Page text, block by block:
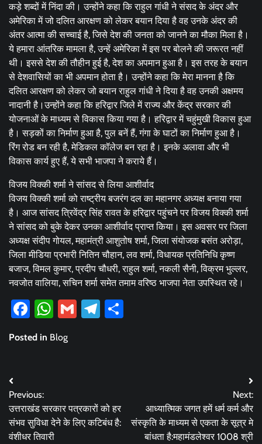
कड़े शब्दों में निंदा की। उन्होंने कहा कि राहुल गांधी ने संसद के अंदर और
अमेरिका में जो दलित आरक्षण को लेकर बयान दिया है वह उनके अंदर की
अंतर आत्मा की सच्चाई है, जिसे देश की जनता को जानने का मौका मिला है।
ये हमारा आंतरिक मामला है, उन्हें अमेरिका में इस पर बोलने की जरूरत नहीं
थी। इससे देश की तौहीन हुई है, देश का अपमान हुआ है। इस तरह के बयान
से देशवासियों का भी अपमान होता है। उन्होंने कहा कि मेरा मानना है कि
दलित आरक्षण को लेकर जो बयान राहुल गांधी ने दिया है वह उनकी अक्षमय
नादानी है।उन्होंने कहा कि हरिद्वार जिले में राज्य और केंद्र सरकार की
योजनाओं के माध्यम से विकास किया गया है। हरिद्वार में चहुंमुखी विकास हुआ
है। सड़कों का निर्माण हुआ है, पुल बनें हैं, गंगा के घाटों का निर्माण हुआ है।
रिंग रोड बन रही है, मेडिकल कॉलेज बन रहा है। इनके अलावा और भी
विकास कार्य हुए हैं, ये सभी भाजपा ने कराये हैं।
विजय विक्की शर्मा ने सांसद से लिया आशीर्वाद
विजय विक्की शर्मा को राष्ट्रीय बजरंग दल का महानगर अध्यक्ष बनाया गया
है। आज सांसद त्रिवेंद्र सिंह रावत के हरिद्वार पहुंचने पर विजय विक्की शर्मा
ने सांसद को बुके देकर उनका आशीर्वाद प्राप्त किया। इस अवसर पर जिला
अध्यक्ष संदीप गोयल, महामंत्री आशुतोष शर्मा, जिला संयोजक बसंत अरोड़ा,
जिला मीडिया प्रभारी नितिन चौहान, लव शर्मा, विधायक प्रतिनिधि कृष्ण
बजाज, विमल कुमार, प्रदीप चौधरी, राहुल शर्मा, नकली सैनी, विक्रम भुल्लर,
नवजोत वालिया, सचिन शर्मा समेत तमाम वरिष्ठ भाजपा नेता उपस्थित रहे।
Facebook
WhatsApp
GmailTelegram
Posted in Blog
Post
navigation
Previous:
उत्तराखंड सरकार पत्रकारों को हर
संभव सुविधा देने के लिए कटिबंध है:
वंशीधर तिवारी
Next:
आध्यात्मिक जगत हमें धर्म कर्म और
संस्कृति के माध्यम से एकता के सूत्र मे
बांधता है:महामंडलेश्वर 1008 श्री